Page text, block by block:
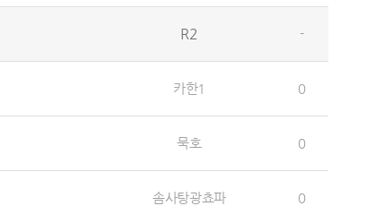
R2 -
카한1 0
묵호 0
솜사탕광쵸파 0